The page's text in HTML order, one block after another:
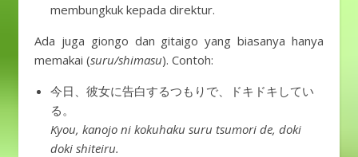
membungkuk kepada direktur.
Ada juga giongo dan gitaigo yang biasanya hanya
memakai (suru/shimasu). Contoh:
今日、彼女に告白するつもりで、ドキドキしてい
る。
Kyou, kanojo ni kokuhaku suru tsumori de, doki
doki shiteiru.